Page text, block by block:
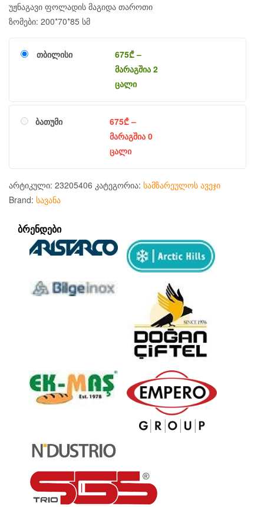
უჟნაგავი ფოლადის მაგიდა თაროთი
ზომები: 200*70*85 სმ
თბილისი 675₾–
მარაგშია 2
ცალი
ბათუმი 675₾–
მარაგშია 0
ცალი
არტიკული: 23205406 კატეგორია: სამზარეულოს ავეჯი
Brand: სავანა
ᲑᲠᲔᲜᲓᲔᲑᲘ